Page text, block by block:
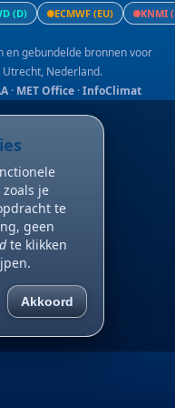
(D) ECMWF (EU) KNMI
en gebundelde bronnen voor
Utrecht, Nederland.
· MET Office·InfoClimat
je
te
geen
te klikken
Akkoord